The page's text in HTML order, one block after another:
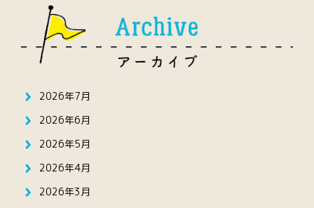
2026年7月
2026年6月
2026年5月
2026年4月
2026年3月